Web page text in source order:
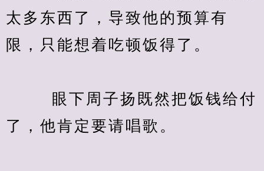
太多东西了，导致他的预算有
限，只能想着吃顿饭得了。
眼下周子扬既然把饭钱给付
了，他肯定要请唱歌。